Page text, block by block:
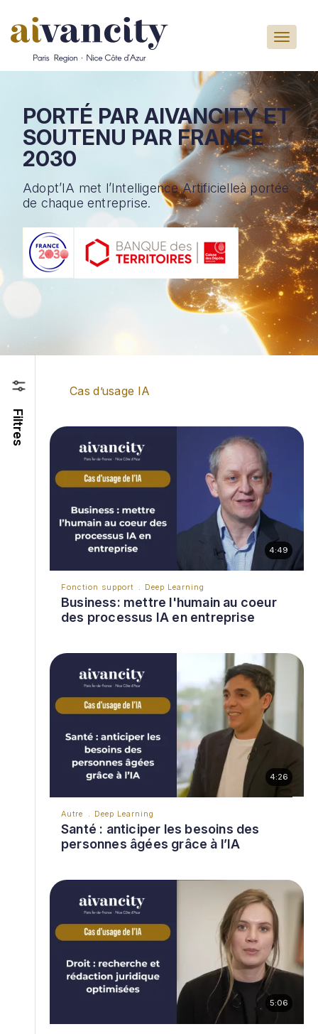
PORTÉ PAR AIVANCITYET
SOUTENU PAR FRANCE
2030
Adopt’IA met l’Intelligence Artificielleà portée
de chaque entreprise.
Cas d’usage IA
Filtres
4:49
Fonction support Deep Learning
Business: mettre l'humain au coeur
des processus IA en entreprise
4:26
Autre Deep Learning
Santé : anticiper les besoins des
personnes âgées grâce à l’IA
5:06